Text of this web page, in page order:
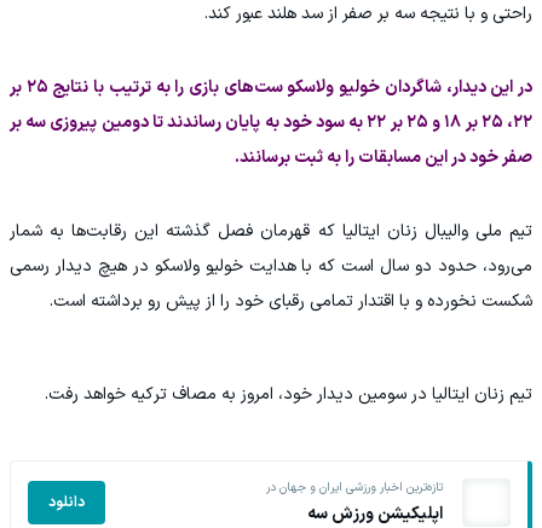
راحتی و با نتیجه سه بر صفر از سد هلند عبور کند.
در این دیدار، شاگردان خولیو ولاسکو ست‌های بازی را به ترتیب با نتایج ۲۵ بر
۲۲، ۲۵ بر ۱۸ و ۲۵ بر ۲۲ به سود خود به پایان رساندند تا دومین پیروزی سه بر
صفر خود در این مسابقات را به ثبت برسانند.
تیم ملی والیبال زنان ایتالیا که قهرمان فصل گذشته این رقابت‌ها به شمار
می‌رود، حدود دو سال است که با هدایت خولیو ولاسکو در هیچ دیدار رسمی
شکست نخورده و با اقتدار تمامی رقبای خود را از پیش رو برداشته است.
تیم زنان ایتالیا در سومین دیدار خود، امروز به مصاف ترکیه خواهد رفت.
تازه‌ترین اخبار ورزشی ایران و جهان در
اپلیکیشن ورزش سه دانلود